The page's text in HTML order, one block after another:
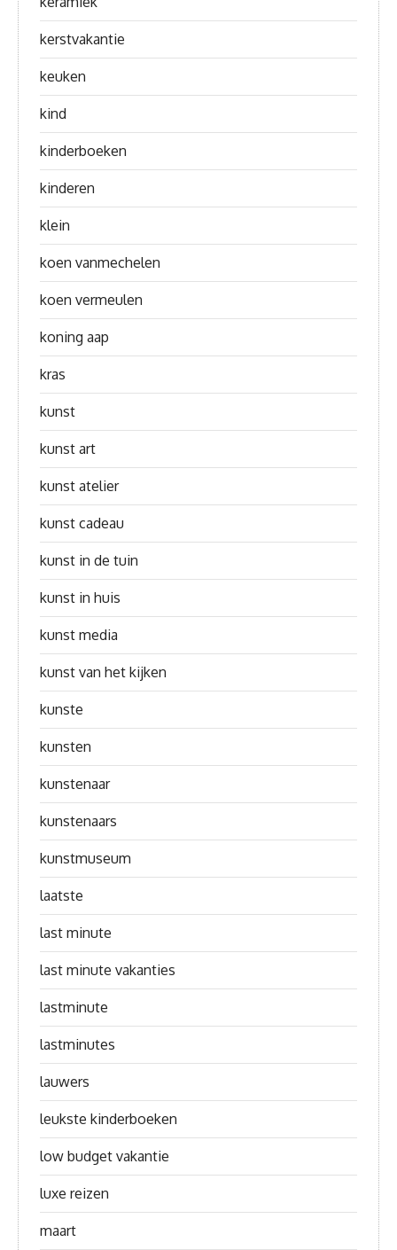
kerstvakantie
keuken
kind
kinderboeken
kinderen
klein
koen vanmechelen
koen vermeulen
koning aap
kras
kunst
kunst art
kunst atelier
kunst cadeau
kunst in de tuin
kunst in huis
kunst media
kunst van het kijken
kunste
kunsten
kunstenaar
kunstenaars
kunstmuseum
laatste
last minute
last minute vakanties
lastminute
lastminutes
lauwers
leukste kinderboeken
low budget vakantie
luxe reizen
maart